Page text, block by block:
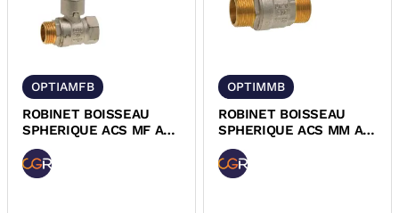
OPTIAMFB
ROBINET BOISSEAU
SPHERIQUE ACS MF A
ALLONGE ET POIGNEE
BLEUE OPTIAMFB
OPTIMMB
ROBINET BOISSEAU
SPHERIQUE ACS MM A
POIGNEE BLEUE
OPTIMMB